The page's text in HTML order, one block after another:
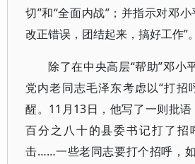
切”和“全面内战”；并指示对邓
改正错误，团结起来，搞好工作”
除了在中央高层“帮助”邓小
党内老同志毛泽东考虑以“打招
醒。11月13日，他写了一则批语
百分之八十的县委书记打了招
击……一些老同志要打个招呼，